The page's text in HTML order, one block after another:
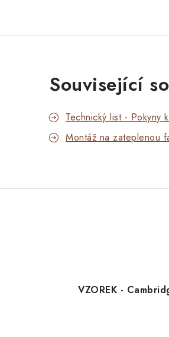
Související
Technický list - Pokyny
Montáž na zateplenou
VZOREK -